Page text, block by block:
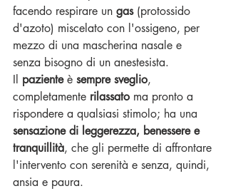
facendo respirare un gas (protossido
d'azoto) miscelato con l'ossigeno, per
mezzo di una mascherina nasale e
senza bisogno di un anestesista.
Il paziente è sempre sveglio,
completamente rilassato ma pronto a
rispondere a qualsiasi stimolo; ha una
sensazione di leggerezza, benessere e
tranquillità, che gli permette di affrontare
l'intervento con serenità e senza, quindi,
ansia e paura.